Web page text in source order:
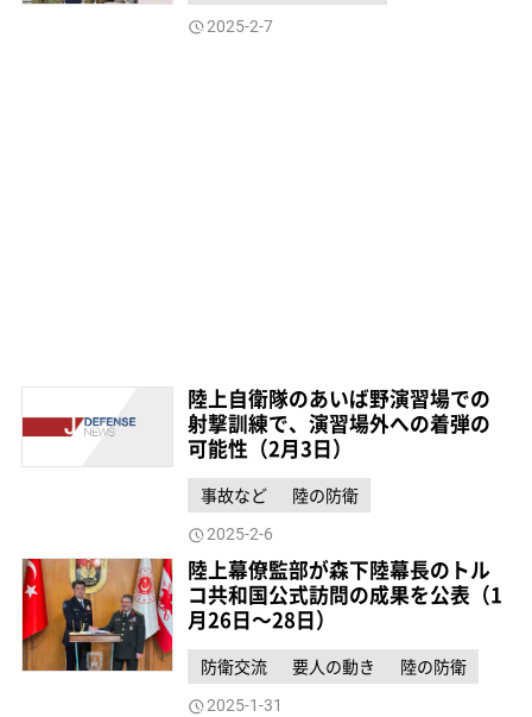
2025-2-7
陸上自衛隊のあいば野演習場での
射撃訓練で、演習場外への着弾の
可能性（2月3日）
事故など 陸の防衛
2025-2-6
陸上幕僚監部が森下陸幕長のトル
コ共和国公式訪問の成果を公表（1
月26日～28日）
防衛交流 要人の動き 陸の防衛
2025-1-31